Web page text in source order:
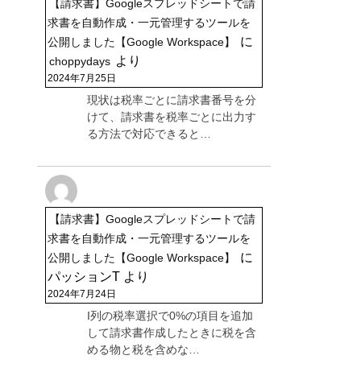
【請求書】Googleスプレッドシートで請
求書を自動作成・一元管理するツールを
公開しました【Google Workspace】
に
choppydays より
2024年7月25日
現状は税率ごとに請求書番号を分
けて、請求書を税率ごとに出力す
る方法で対応できると…
【請求書】Googleスプレッドシートで請
求書を自動作成・一元管理するツールを
公開しました【Google Workspace】
に
パッションT より
2024年7月24日
I列の税率選択で0%の項目を追加
して請求書作成したときに税を含
める物と税を含めな…